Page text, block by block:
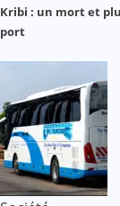
Kribi : un mort et
port